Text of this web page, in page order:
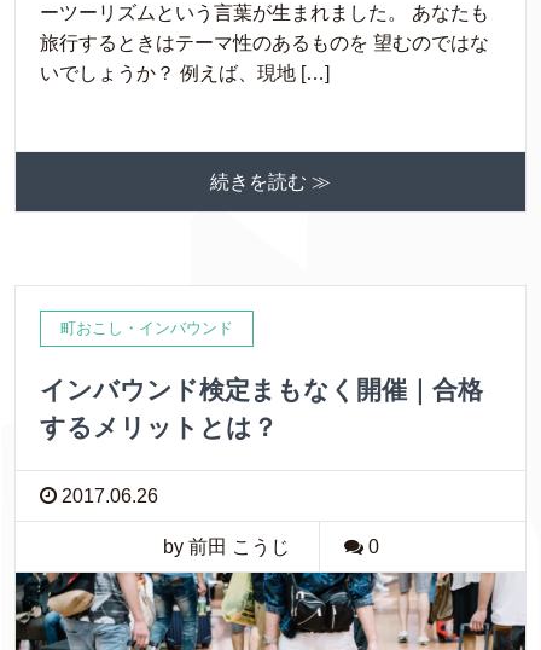
ーツーリズムという言葉が生まれました。 あなたも
旅行するときはテーマ性のあるものを 望むのではな
いでしょうか？ 例えば、現地 […]
続きを読む ≫
町おこし・インバウンド
インバウンド検定まもなく開催｜合格
するメリットとは？
2017.06.26
by 前田 こうじ 0